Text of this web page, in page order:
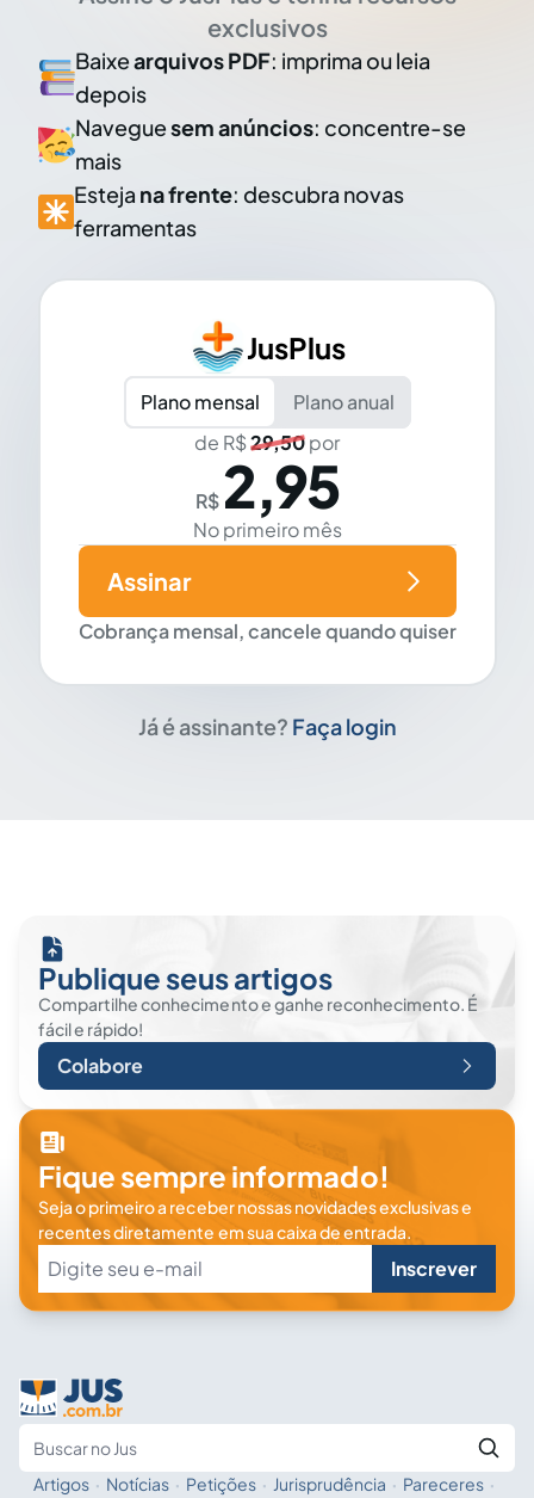
exclusivos
Baixearquivos PDF: imprima ou leia
depois
Naveguesem anúncios: concentre-se
mais
Esteja na frente: descubra novas
ferramentas
JusPlus
Plano mensal
Plano anual
de R$29,50por
R$ 2,95
No primeiro mês
Cobrança mensal, cancele quando quiser
Assinar
Já é assinante? Faça login
Publique seus artigos
Compartilhe conhecimento e ganhe reconhecimento. É
fácil e rápido!
Colabore
Fique sempre informado!
Seja o primeiro a receber nossas novidades exclusivas e
recentes diretamente em sua caixa de entrada.
Inscrever
Artigos · Notícias · Petições · Jurisprudência · Pareceres ·